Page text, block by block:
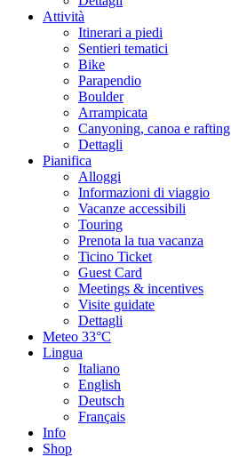
Attività
Itinerari a piedi
Sentieri tematici
Bike
Parapendio
Boulder
Arrampicata
Canyoning, canoa e rafting
Dettagli
Pianifica
Alloggi
Informazioni di viaggio
Vacanze accessibili
Touring
Prenota la tua vacanza
Ticino Ticket
Guest Card
Meetings & incentives
Visite guidate
Dettagli
Meteo 33°C
Lingua
Italiano
English
Deutsch
Français
Info
Shop